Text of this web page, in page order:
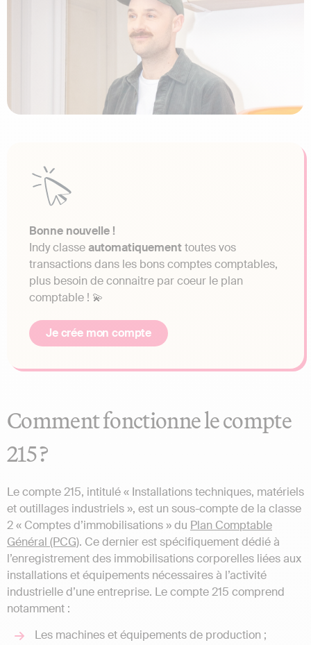
Bonne nouvelle !
Indy classeautomatiquementtoutes vos
transactions dans les bons comptes comptables,
plus besoin de connaitre par coeur le plan
comptable ! 💫
Je crée mon compte
Comment fonctionne le compte
215 ?
Le compte 215, intitulé « Installations techniques, matériels
et outillages industriels », est un sous-compte de la classe
2 « Comptes d’immobilisations » du Plan Comptable
Général (PCG). Ce dernier est spécifiquement dédié à
l’enregistrement des immobilisations corporelles liées aux
installations et équipements nécessaires à l’activité
industrielle d’une entreprise. Le compte 215 comprend
notamment :
Les machines et équipements de production ;